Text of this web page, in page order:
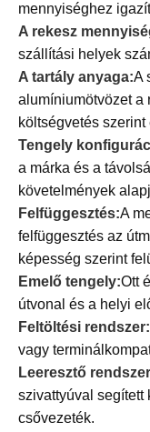
mennyiséghez
A rekesz
szállítási helyek
A tartály anyaga:A
alumíniumötvözet a
költségvetés szerint
Tengely
a márka és a
követelmények
Felfüggesztés:A
felfüggesztés az
képesség szerint
Emelő tengely:Ott
útvonal és a helyi
Feltöltési rendszer:
vagy
Leeresztő
szivattyúval segített
csővezeték.